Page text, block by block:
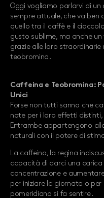
Oggi vogliamo parlarvi di
sempre attuale, che va ben
quello tra il caffè e il
gusto sublime, ma anche un
grazie alle loro
teobromina.
Caffeina e Teobromina:
Unici
Forse non tutti sanno che
note per i loro effetti
Entrambe appartengono
naturali con il potere di
La caffeina, la regina
capacità di darci una
concentrazione e
per iniziare la giornata o
pomeridiano si fa sentire.